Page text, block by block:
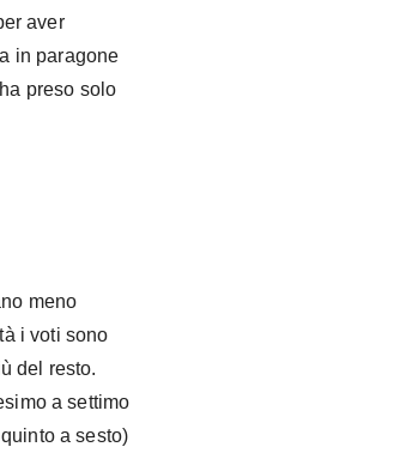
aver
in paragone
preso solo
meno
i voti sono
del resto.
a settimo
a sesto)